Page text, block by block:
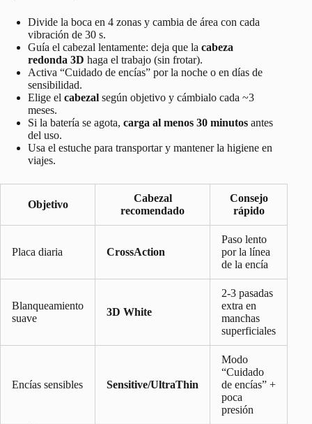
Divide la boca en 4 zonas y cambia de área con cada
vibración de 30 s.
Guía el cabezal lentamente: deja que la cabeza
redonda 3D haga el trabajo (sin frotar).
Activa “Cuidado de encías” por la noche o en días de
sensibilidad.
Elige el cabezal según objetivo y cámbialo cada ~3
meses.
Si la batería se agota, carga al menos 30 minutos antes
del uso.
Usa el estuche para transportar y mantener la higiene en
viajes.
Objetivo
Cabezal
recomendado
Consejo
rápido
Placa diaria CrossAction
Paso lento
por la línea
de la encía
Blanqueamiento
suave
3D White
2-3 pasadas
extra en
manchas
superficiales
Encías sensibles Sensitive/UltraThin
Modo
“Cuidado
de encías” +
poca
presión